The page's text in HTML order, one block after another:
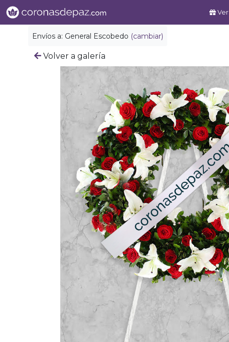
Envíos a: General Escobedo (cambiar)
Volver a galería